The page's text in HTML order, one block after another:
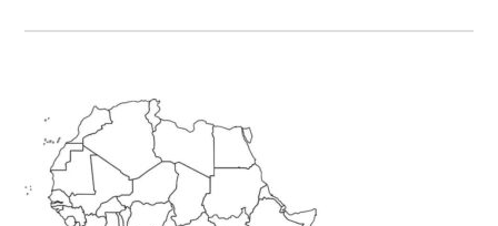
Primary
Sidebar